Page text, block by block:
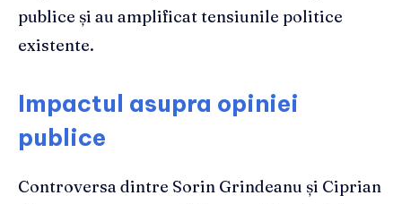
publice și au amplificat tensiunile politice
existente.
Impactul asupra opiniei
publice
Controversa dintre Sorin Grindeanu și Ciprian